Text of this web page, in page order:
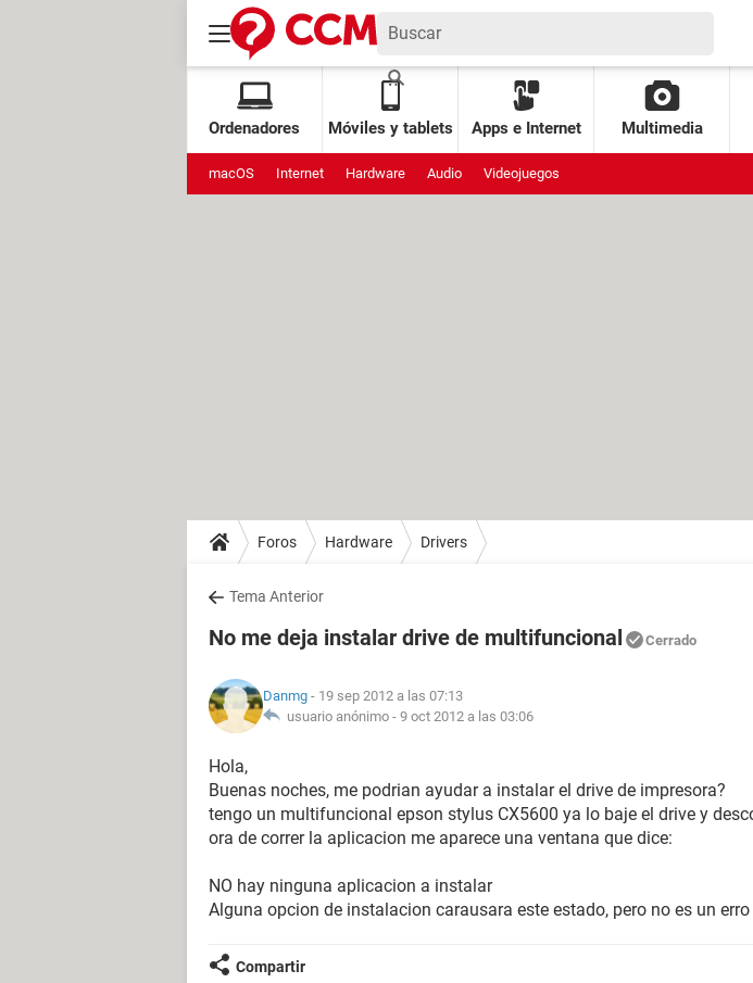
Ordenadores Móviles y tablets Apps e Internet Multimedia
macOS Internet Hardware Audio Videojuegos
Foros Hardware Drivers
Tema Anterior
No me deja instalar drive de multifuncional Cerrado
Danmg - 19 sep 2012 a las 07:13
usuario anónimo - 9 oct 2012 a las 03:06
Hola,
Buenas noches, me podrian ayudar a instalar el drive de impresora?
tengo un multifuncional epson stylus CX5600 ya lo baje el drive y
ora de correr la aplicacion me aparece una ventana que dice:
NO hay ninguna aplicacion a instalar
Alguna opcion de instalacion carausara este estado, pero no es un erro
Compartir